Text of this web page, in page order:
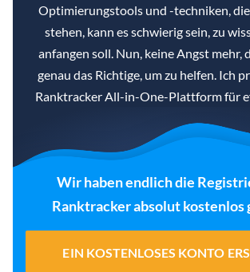
Optimierungstools und -techniken,
stehen, kann es schwierig sein, zu
anfangen soll. Nun, keine Angst mehr,
genau das Richtige, um zu helfen. Ich
Ranktracker All-in-One-Plattform für
Wir haben endlich die
Ranktracker absolut kostenlos
EIN KOSTENLOSES KONTO